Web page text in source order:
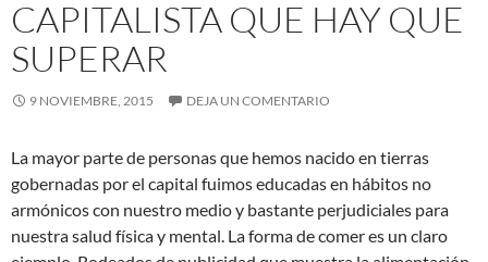
CAPITALISTA QUE HAY QUE
SUPERAR
9 NOVIEMBRE, 2015 DEJA UN COMENTARIO
La mayor parte de personas que hemos nacido en tierras
gobernadas por el capital fuimos educadas en hábitos no
armónicos con nuestro medio y bastante perjudiciales para
nuestra salud física y mental. La forma de comer es un claro